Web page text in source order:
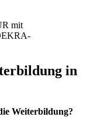
mit
in
Weiterbildung?